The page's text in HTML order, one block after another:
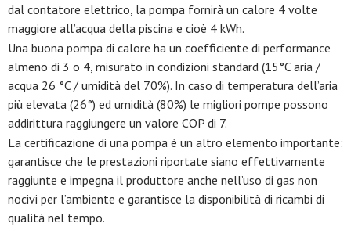
dal contatore elettrico, la pompa fornirà un calore 4 volte
maggiore all’acqua della piscina e cioè 4 kWh.
Una buona pompa di calore ha un coefficiente di performance
almeno di 3 o 4, misurato in condizioni standard (15°C aria /
acqua 26 °C / umidità del 70%). In caso di temperatura dell’aria
più elevata (26°) ed umidità (80%) le migliori pompe possono
addirittura raggiungere un valore COP di 7.
La certificazione di una pompa è un altro elemento importante:
garantisce che le prestazioni riportate siano effettivamente
raggiunte e impegna il produttore anche nell’uso di gas non
nocivi per l’ambiente e garantisce la disponibilità di ricambi di
qualità nel tempo.